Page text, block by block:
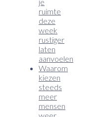
ruimte
deze
week
rustiger
laten
aanvoelen
Waarom
kiezen
steeds
meer
mensen